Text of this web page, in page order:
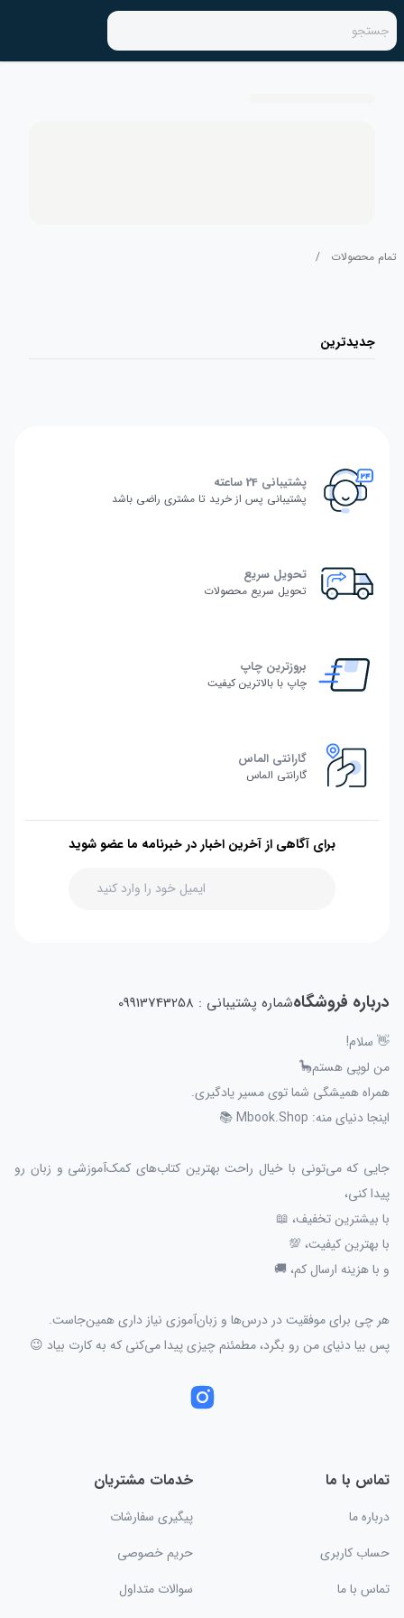
جستجو
تمام محصولات /
جدیدترین
پشتیبانی 24 ساعته
پشتیبانی پس از خرید تا مشتری راضی باشد
تحویل سریع
تحویل سریع محصولات
بروزترین چاپ
چاپ با بالاترین کیفیت
گارانتی الماس
گارانتی الماس
برای آگاهی از آخرین اخبار در خبرنامه ما عضو شوید
درباره فروشگاهشماره پشتیبانی : 09913743258
👋 سلام!
من لوپی هستم🦕
همراه همیشگی شما توی مسیر یادگیری.
اینجا دنیای منه: Mbook.Shop 📚
جایی که می‌تونی با خیال راحت بهترین کتاب‌های کمک‌آموزشی و زبان رو
پیدا کنی،
با بیشترین تخفیف، 📖
با بهترین کیفیت، 💯
و با هزینه ارسال کم، 🚚
هر چی برای موفقیت در درس‌ها و زبان‌آموزی نیاز داری همین‌جاست.
پس بیا دنیای من رو بگرد، مطمئنم چیزی پیدا می‌کنی که به کارت بیاد 😉
تماس با ما
درباره ما
حساب کاربری
تماس با ما
خدمات مشتریان
پیگیری سفارشات
حریم خصوصی
سوالات متداول